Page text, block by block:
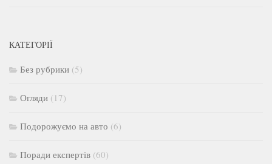
КАТЕГОРІЇ
Без рубрики (5)
Огляди (17)
Подорожуємо на авто (6)
Поради експертів (60)